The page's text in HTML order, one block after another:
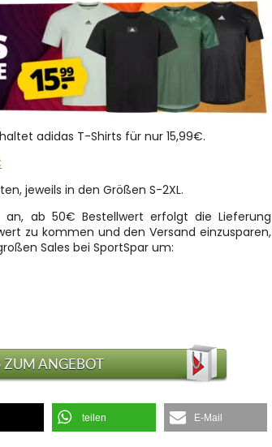
adidas T-Shirts für nur 15,99€.
jeweils in den Größen S-2XL.
an, ab 50€ Bestellwert erfolgt die Lieferung
zu kommen und den Versand einzusparen,
Sales bei SportSpar um:
ZUM ANGEBOT
teilen E-Mail